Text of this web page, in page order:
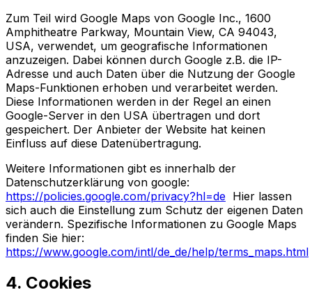
Zum Teil wird Google Maps von Google Inc., 1600
Amphitheatre Parkway, Mountain View, CA 94043,
USA, verwendet, um geografische Informationen
anzuzeigen. Dabei können durch Google z.B. die IP-
Adresse und auch Daten über die Nutzung der Google
Maps-Funktionen erhoben und verarbeitet werden.
Diese Informationen werden in der Regel an einen
Google-Server in den USA übertragen und dort
gespeichert. Der Anbieter der Website hat keinen
Einfluss auf diese Datenübertragung.
Weitere Informationen gibt es innerhalb der
Datenschutzerklärung von google:
https://policies.google.com/privacy?hl=de Hier lassen
sich auch die Einstellung zum Schutz der eigenen Daten
verändern. Spezifische Informationen zu Google Maps
finden Sie hier:
https://www.google.com/intl/de_de/help/terms_maps.html
4. Cookies